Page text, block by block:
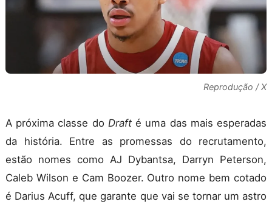
Reprodução / X
A próxima classe do Drafté uma das mais esperadas
da história. Entre as promessas do recrutamento,
estão nomes como AJ Dybantsa, Darryn Peterson,
Caleb Wilson e Cam Boozer. Outro nome bem cotado
é Darius Acuff, que garante que vai se tornar um astro